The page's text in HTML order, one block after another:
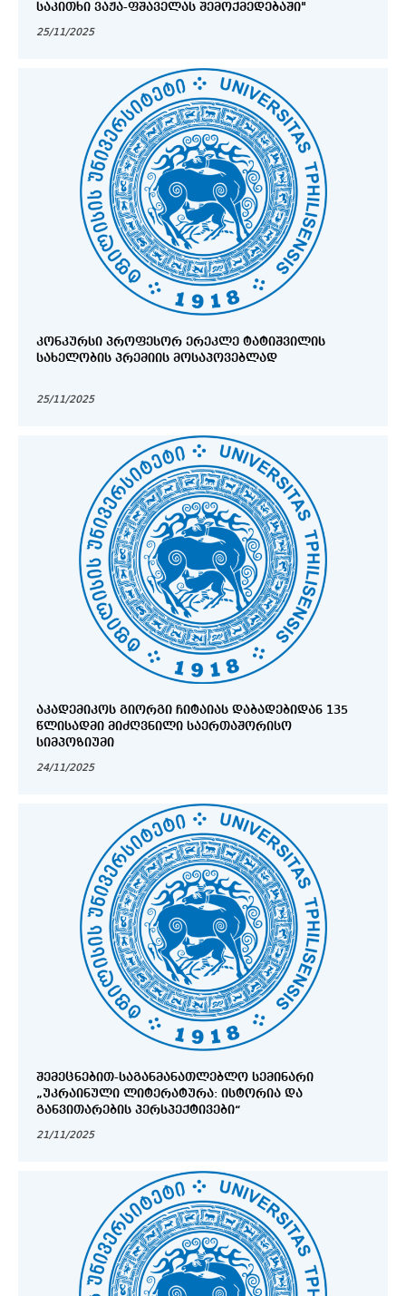
ᲡᲐᲙᲘᲗᲮᲘ ᲕᲐᲟᲐ-ᲤᲨᲐᲕᲔᲚᲐᲡ ᲨᲔᲛᲝᲥᲛᲔᲓᲔᲑᲐᲨᲘ"
25/11/2025
ᲙᲝᲜᲙᲣᲠᲡᲘ ᲞᲠᲝᲤᲔᲡᲝᲠ ᲔᲠᲔᲙᲚᲔ ᲢᲐᲢᲘᲨᲕᲘᲚᲘᲡ
ᲡᲐᲮᲔᲚᲝᲑᲘᲡ ᲞᲠᲔᲛᲘᲘᲡ ᲛᲝᲡᲐᲞᲝᲕᲔᲑᲚᲐᲓ
25/11/2025
ᲐᲙᲐᲓᲔᲛᲘᲙᲝᲡ ᲒᲘᲝᲠᲒᲘ ᲩᲘᲢᲐᲘᲐᲡ ᲓᲐᲑᲐᲓᲔᲑᲘᲓᲐᲜ 135
ᲬᲚᲘᲡᲐᲓᲛᲘ ᲛᲘᲫᲦᲕᲜᲘᲚᲘ ᲡᲐᲔᲠᲗᲐᲨᲝᲠᲘᲡᲝ
ᲡᲘᲛᲞᲝᲖᲘᲣᲛᲘ
24/11/2025
ᲨᲔᲛᲔᲪᲜᲔᲑᲘᲗ-ᲡᲐᲒᲐᲜᲛᲐᲜᲐᲗᲚᲔᲑᲚᲝ ᲡᲔᲛᲘᲜᲐᲠᲘ
„ᲣᲙᲠᲐᲘᲜᲣᲚᲘ ᲚᲘᲢᲔᲠᲐᲢᲣᲠᲐ: ᲘᲡᲢᲝᲠᲘᲐ ᲓᲐ
ᲒᲐᲜᲕᲘᲗᲐᲠᲔᲑᲘᲡ ᲞᲔᲠᲡᲞᲔᲥᲢᲘᲕᲔᲑᲘ“
21/11/2025